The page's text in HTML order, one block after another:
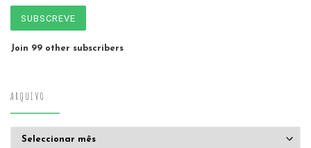
SUBSCREVE
Join 99 other subscribers
ARQUIVO